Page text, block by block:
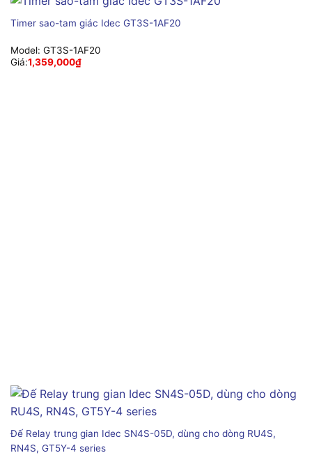
Timer sao-tam giác Idec GT3S-1AF20
Model: GT3S-1AF20
Giá:1,359,000₫
Đế Relay trung gian Idec SN4S-05D, dùng cho dòng RU4S,
RN4S, GT5Y-4 series